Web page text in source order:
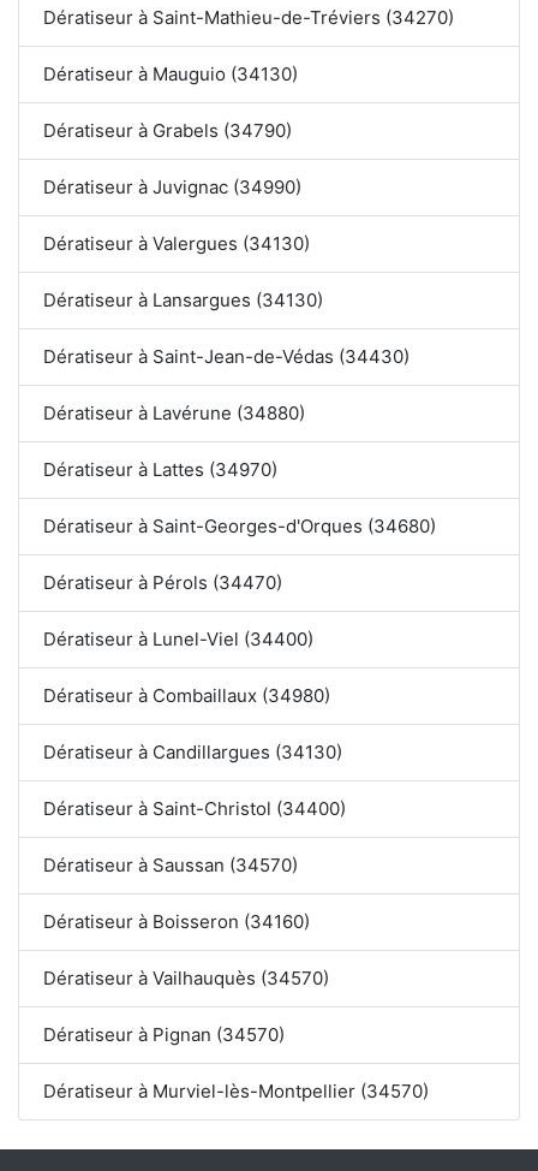
Dératiseur à Saint-Mathieu-de-Tréviers (34270)
Dératiseur à Mauguio (34130)
Dératiseur à Grabels (34790)
Dératiseur à Juvignac (34990)
Dératiseur à Valergues (34130)
Dératiseur à Lansargues (34130)
Dératiseur à Saint-Jean-de-Védas (34430)
Dératiseur à Lavérune (34880)
Dératiseur à Lattes (34970)
Dératiseur à Saint-Georges-d'Orques (34680)
Dératiseur à Pérols (34470)
Dératiseur à Lunel-Viel (34400)
Dératiseur à Combaillaux (34980)
Dératiseur à Candillargues (34130)
Dératiseur à Saint-Christol (34400)
Dératiseur à Saussan (34570)
Dératiseur à Boisseron (34160)
Dératiseur à Vailhauquès (34570)
Dératiseur à Pignan (34570)
Dératiseur à Murviel-lès-Montpellier (34570)